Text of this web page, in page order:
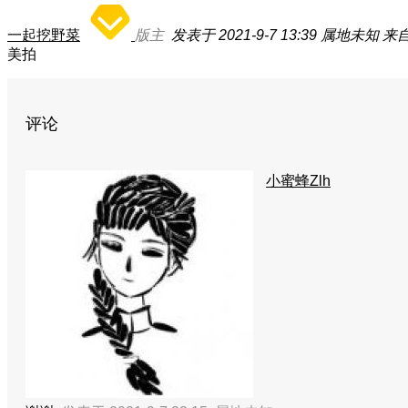
一起挖野菜 版主 发表于 2021-9-7 13:39 属地未知 来
美拍
评论
小蜜蜂Zlh